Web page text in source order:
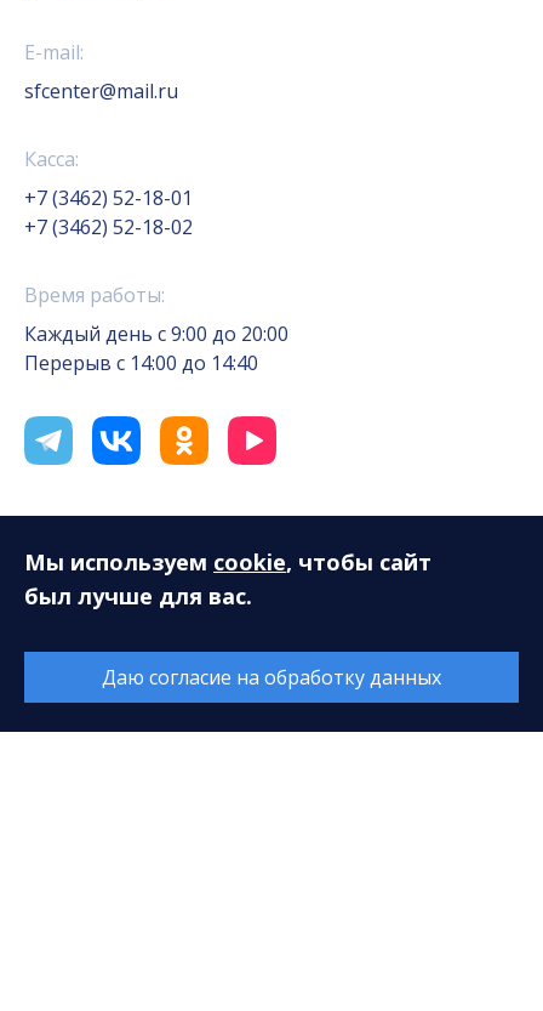
E-mail:
sfcenter@mail.ru
Касса:
+7 (3462) 52-18-01
+7 (3462) 52-18-02
Время работы:
Каждый день с 9:00 до 20:00
Перерыв с 14:00 до 14:40
© 2026. Все права защищены. МАУ «Сургутская
Мы используем cookie, чтобы сайт
был лучше для вас.
Даю согласие на обработку данных